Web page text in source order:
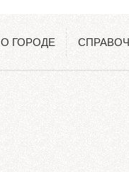
О ГОРОДЕ